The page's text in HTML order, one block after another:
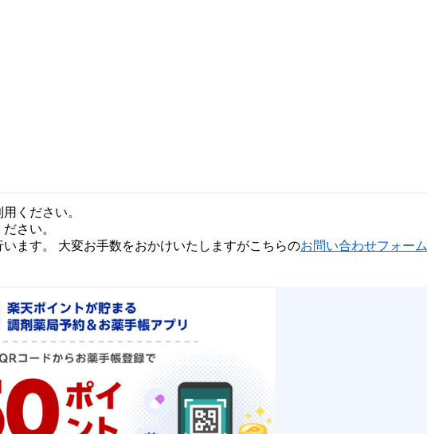
ください。
さい。
ます。 大変お手数をおかけいたしますがこちらのお問い合わせフォーム